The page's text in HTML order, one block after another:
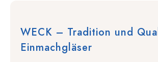
WECK – Tradition und
Einmachgläser